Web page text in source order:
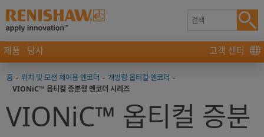
제품 당사 고객 센터
홈 - 위치 및 모션 제어용 엔코더 - 개방형 옵티컬 엔코더 -
VIONiC™ 옵티컬 증분형 엔코더 시리즈
VIONiC™ 옵티컬 증분